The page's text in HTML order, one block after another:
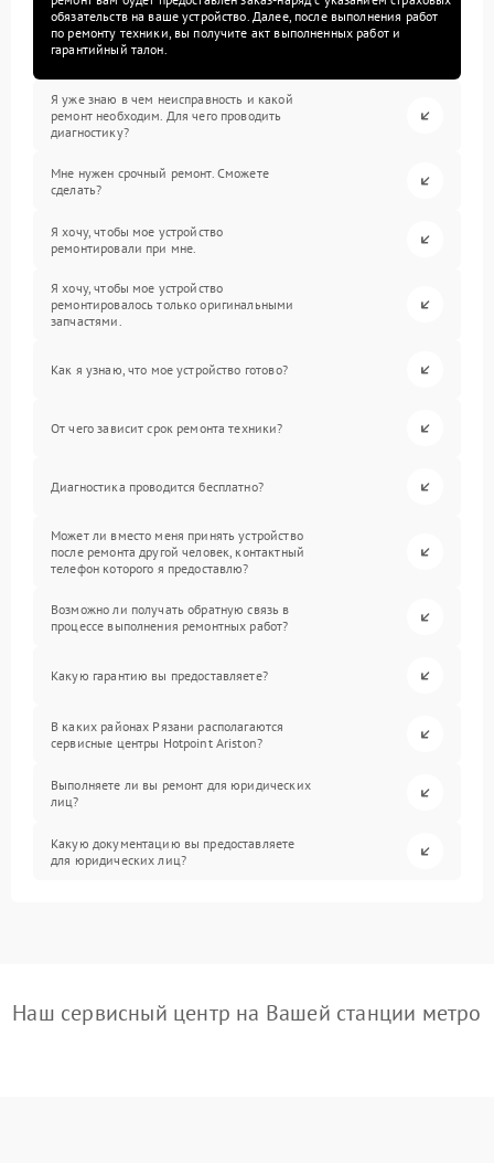
обязательств на ваше устройство. Далее, после выполнения работ
по ремонту техники, вы получите акт выполненных работ и
гарантийный талон.
Я уже знаю в чем неисправность и какой
ремонт необходим. Для чего проводить
диагностику?
Мне нужен срочный ремонт. Сможете
сделать?
Я хочу, чтобы мое устройство
ремонтировали при мне.
Я хочу, чтобы мое устройство
ремонтировалось только оригинальными
запчастями.
Как я узнаю, что мое устройство готово?
От чего зависит срок ремонта техники?
Диагностика проводится бесплатно?
Может ли вместо меня принять устройство
после ремонта другой человек, контактный
телефон которого я предоставлю?
Возможно ли получать обратную связь в
процессе выполнения ремонтных работ?
Какую гарантию вы предоставляете?
В каких районах Рязани располагаются
сервисные центры Hotpoint Ariston?
Выполняете ли вы ремонт для юридических
лиц?
Какую документацию вы предоставляете
для юридических лиц?
Наш сервисный центр на Вашей станции метро